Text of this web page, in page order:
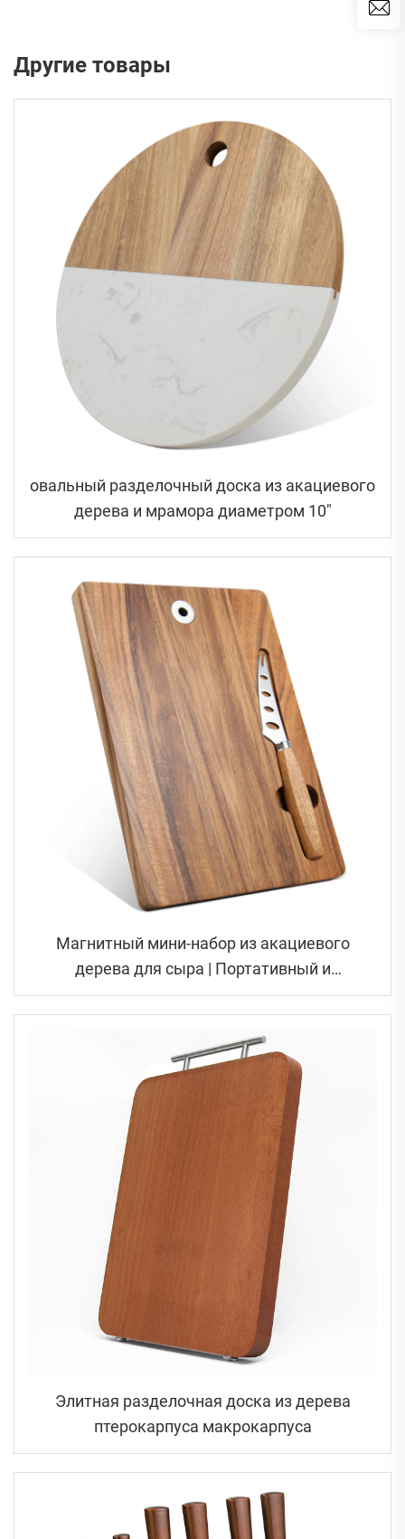
Другие товары
овальный разделочный доска из акациевого
дерева и мрамора диаметром 10"
Магнитный мини-набор из акациевого
дерева для сыра | Портативный и
компактный дизайн
Элитная разделочная доска из дерева
птерокарпуса макрокарпуса